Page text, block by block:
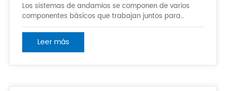
Los sistemas de andamios se componen de varios
componentes básicos que trabajan juntos para
proporcionar una plataforma de trabajo segura y
estable. Aquí están los principales componentes
utilizados en andamios: Tubos y tuberías: Estos son los
Leer más